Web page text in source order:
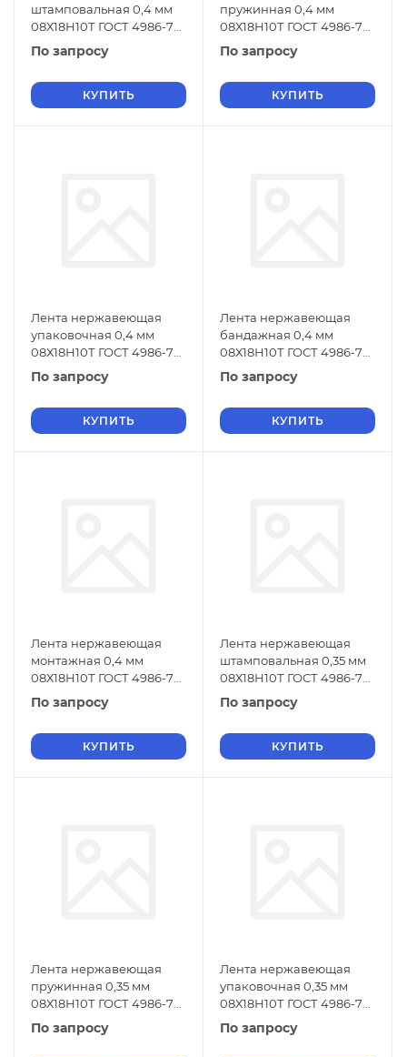
штамповальная 0,4 мм
08Х18Н10Т ГОСТ 4986-79
г/к
По запросу
КУПИТЬ
пружинная 0,4 мм
08Х18Н10Т ГОСТ 4986-79
х/к
По запросу
КУПИТЬ
Лента нержавеющая
упаковочная 0,4 мм
08Х18Н10Т ГОСТ 4986-79
г/к
По запросу
КУПИТЬ
Лента нержавеющая
бандажная 0,4 мм
08Х18Н10Т ГОСТ 4986-79
х/к
По запросу
КУПИТЬ
Лента нержавеющая
монтажная 0,4 мм
08Х18Н10Т ГОСТ 4986-79
г/к
По запросу
КУПИТЬ
Лента нержавеющая
штамповальная 0,35 мм
08Х18Н10Т ГОСТ 4986-79
г/к
По запросу
КУПИТЬ
Лента нержавеющая
пружинная 0,35 мм
08Х18Н10Т ГОСТ 4986-79
х/к
По запросу
Лента нержавеющая
упаковочная 0,35 мм
08Х18Н10Т ГОСТ 4986-79
г/к
По запросу